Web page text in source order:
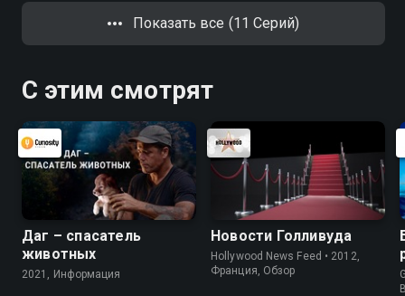
Показать все (11 Серий)
С этим смотрят
Даг – спасатель
животных
2021, Информация
Новости Голливуда
Hollywood News Feed • 2012,
Франция, Обзор